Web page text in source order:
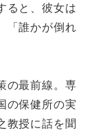
ると、彼女は
「誰かが倒れ
の最前線。専
の保健所の実
教授に話を聞